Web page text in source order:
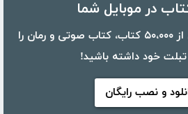
با اپلیکیشن کتابراه، بیش از ۵۰،۰۰۰ کتاب، کتاب صوتی و رمان را
تبلت خود داشته باشید!
و نصب رایگان